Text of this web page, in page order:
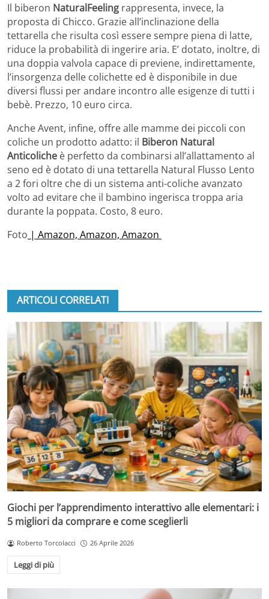
Il biberon NaturalFeeling rappresenta, invece, la
proposta di Chicco. Grazie all’inclinazione della
tettarella che risulta così essere sempre piena di latte,
riduce la probabilità di ingerire aria. E’ dotato, inoltre, di
una doppia valvola capace di previene, indirettamente,
l’insorgenza delle colichette ed è disponibile in due
diversi flussi per andare incontro alle esigenze di tutti i
bebè. Prezzo, 10 euro circa.
Anche Avent, infine, offre alle mamme dei piccoli con
coliche un prodotto adatto: il Biberon Natural
Anticoliche è perfetto da combinarsi all’allattamento al
seno ed è dotato di una tettarella Natural Flusso Lento
a 2 fori oltre che di un sistema anti-coliche avanzato
volto ad evitare che il bambino ingerisca troppa aria
durante la poppata. Costo, 8 euro.
Foto | Amazon, Amazon, Amazon
ARTICOLI CORRELATI
Giochi per l’apprendimento interattivo alle elementari: i
5 migliori da comprare e come sceglierli
Roberto Torcolacci 26 Aprile 2026
Leggi di più